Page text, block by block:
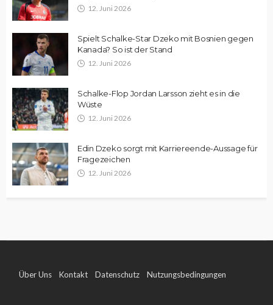
12. Juni 2026
Spielt Schalke-Star Dzeko mit Bosnien gegen
Kanada? So ist der Stand
12. Juni 2026
Schalke-Flop Jordan Larsson zieht es in die
Wüste
12. Juni 2026
Edin Dzeko sorgt mit Karriereende-Aussage für
Fragezeichen
12. Juni 2026
Über Uns Kontakt Datenschutz Nutzungsbedingungen